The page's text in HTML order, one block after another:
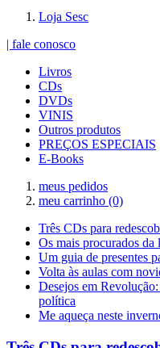
Loja Sesc
| fale conosco
Livros
CDs
DVDs
VINIS
Outros produtos
PREÇOS ESPECIAIS
E-Books
meus pedidos
meu carrinho (0)
Três CDs para
Os mais procurados da
Um guia de presentes
Volta às aulas com
Desejos em
política
Me aqueça neste